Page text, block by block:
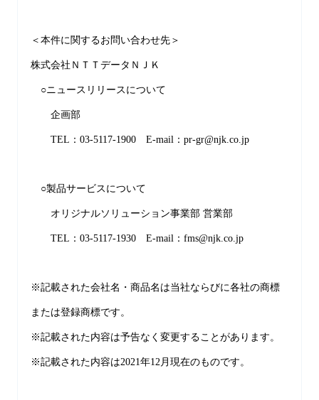
＜本件に関するお問い合わせ先＞
株式会社ＮＴＴデータＮＪＫ
○ニュースリリースについて
企画部
TEL：03-5117-1900 E-mail：pr-gr@njk.co.jp
○製品サービスについて
オリジナルソリューション事業部 営業部
TEL：03-5117-1930 E-mail：fms@njk.co.jp
※記載された会社名・商品名は当社ならびに各社の商標
または登録商標です。
※記載された内容は予告なく変更することがあります。
※記載された内容は2021年12月現在のものです。